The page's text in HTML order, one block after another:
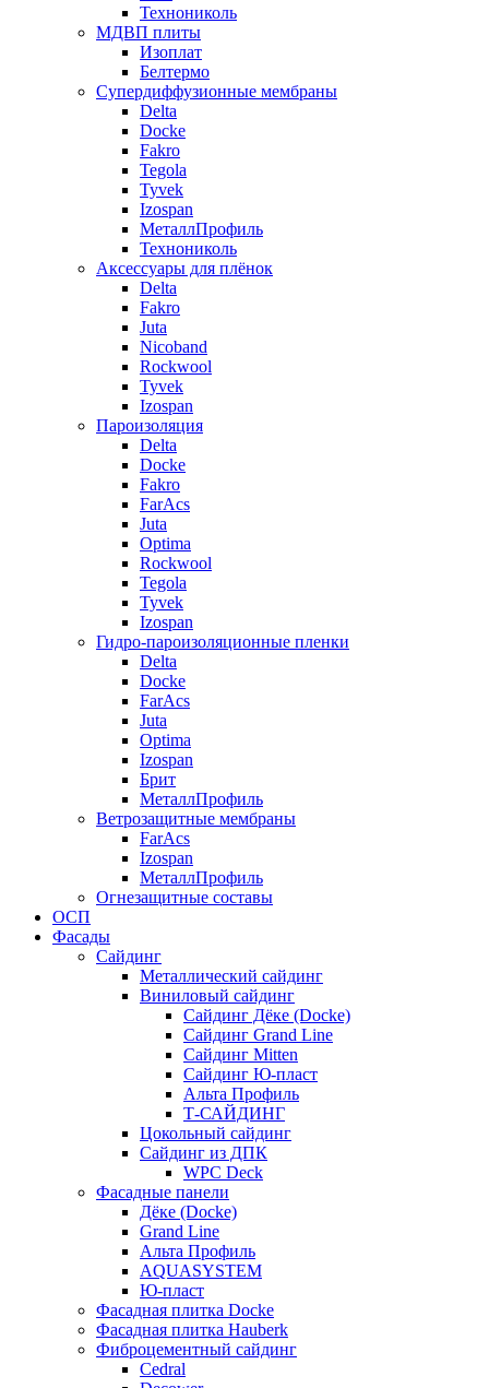
Технониколь
МДВП плиты
Изоплат
Белтермо
Супердиффузионные мембраны
Delta
Docke
Fakro
Tegola
Tyvek
Izospan
МеталлПрофиль
Технониколь
Аксессуары для плёнок
Delta
Fakro
Juta
Nicoband
Rockwool
Tyvek
Izospan
Пароизоляция
Delta
Docke
Fakro
FarAcs
Juta
Optima
Rockwool
Tegola
Tyvek
Izospan
Гидро-пароизоляционные пленки
Delta
Docke
FarAcs
Juta
Optima
Izospan
Брит
МеталлПрофиль
Ветрозащитные мембраны
FarAcs
Izospan
МеталлПрофиль
Огнезащитные составы
ОСП
Фасады
Сайдинг
Металлический сайдинг
Виниловый сайдинг
Сайдинг Дёке (Docke)
Сайдинг Grand Line
Сайдинг Mitten
Сайдинг Ю-пласт
Альта Профиль
Т-САЙДИНГ
Цокольный сайдинг
Сайдинг из ДПК
WPC Deck
Фасадные панели
Дёке (Docke)
Grand Line
Альта Профиль
AQUASYSTEM
Ю-пласт
Фасадная плитка Docke
Фасадная плитка Hauberk
Фиброцементный сайдинг
Cedral